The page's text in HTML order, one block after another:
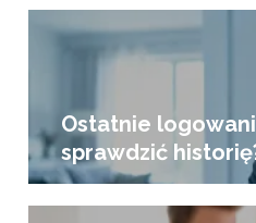
Ostatnie
sprawdzić